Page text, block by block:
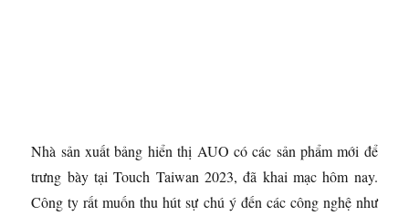
Nhà sản xuất bảng hiển thị AUO có các sản phẩm mới để
trưng bày tại Touch Taiwan 2023, đã khai mạc hôm nay.
Công ty rất muốn thu hút sự chú ý đến các công nghệ như